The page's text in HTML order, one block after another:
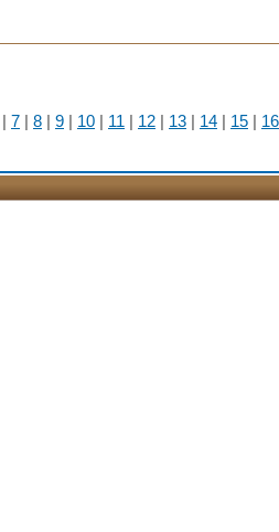
| 7 | 8 | 9 | 10 | 11 | 12 | 13 | 14 | 15 | 16